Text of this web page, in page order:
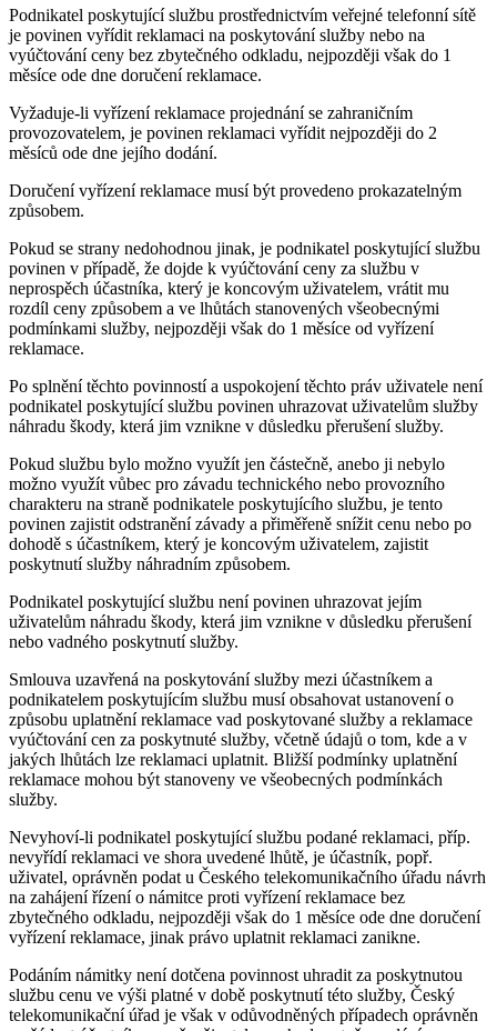
Podnikatel poskytující službu prostřednictvím veřejné telefonní sítě
je povinen vyřídit reklamaci na poskytování služby nebo na
vyúčtování ceny bez zbytečného odkladu, nejpozději však do 1
měsíce ode dne doručení reklamace.
Vyžaduje-li vyřízení reklamace projednání se zahraničním
provozovatelem, je povinen reklamaci vyřídit nejpozději do 2
měsíců ode dne jejího dodání.
Doručení vyřízení reklamace musí být provedeno prokazatelným
způsobem.
Pokud se strany nedohodnou jinak, je podnikatel poskytující službu
povinen v případě, že dojde k vyúčtování ceny za službu v
neprospěch účastníka, který je koncovým uživatelem, vrátit mu
rozdíl ceny způsobem a ve lhůtách stanovených všeobecnými
podmínkami služby, nejpozději však do 1 měsíce od vyřízení
reklamace.
Po splnění těchto povinností a uspokojení těchto práv uživatele není
podnikatel poskytující službu povinen uhrazovat uživatelům služby
náhradu škody, která jim vznikne v důsledku přerušení služby.
Pokud službu bylo možno využít jen částečně, anebo ji nebylo
možno využít vůbec pro závadu technického nebo provozního
charakteru na straně podnikatele poskytujícího službu, je tento
povinen zajistit odstranění závady a přiměřeně snížit cenu nebo po
dohodě s účastníkem, který je koncovým uživatelem, zajistit
poskytnutí služby náhradním způsobem.
Podnikatel poskytující službu není povinen uhrazovat jejím
uživatelům náhradu škody, která jim vznikne v důsledku přerušení
nebo vadného poskytnutí služby.
Smlouva uzavřená na poskytování služby mezi účastníkem a
podnikatelem poskytujícím službu musí obsahovat ustanovení o
způsobu uplatnění reklamace vad poskytované služby a reklamace
vyúčtování cen za poskytnuté služby, včetně údajů o tom, kde a v
jakých lhůtách lze reklamaci uplatnit. Bližší podmínky uplatnění
reklamace mohou být stanoveny ve všeobecných podmínkách
služby.
Nevyhoví-li podnikatel poskytující službu podané reklamaci, příp.
nevyřídí reklamaci ve shora uvedené lhůtě, je účastník, popř.
uživatel, oprávněn podat u Českého telekomunikačního úřadu návrh
na zahájení řízení o námitce proti vyřízení reklamace bez
zbytečného odkladu, nejpozději však do 1 měsíce ode dne doručení
vyřízení reklamace, jinak právo uplatnit reklamaci zanikne.
Podáním námitky není dotčena povinnost uhradit za poskytnutou
službu cenu ve výši platné v době poskytnutí této služby, Český
telekomunikační úřad je však v odůvodněných případech oprávněn